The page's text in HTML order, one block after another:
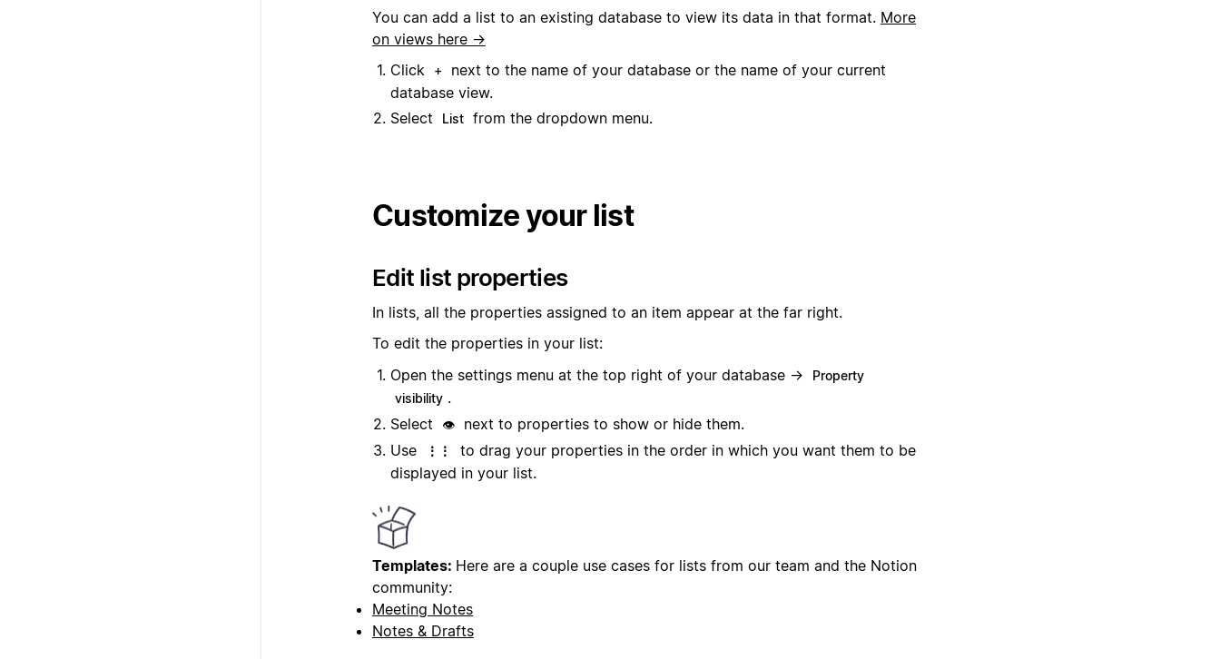
You can add a list to an existing database to view its data in that format. More
on views here →
Click
+
next to the name of your database or the name of your current
database view.
Select
List from the dropdown menu.
Customize your list
Edit list properties
In lists, all the properties assigned to an item appear at the far right.
To edit the properties in your list:
Open the settings menu at the top right of your database →
Property
visibility .
Select
👁️
next to properties to show or hide them.
Use
⋮⋮
to drag your properties in the order in which you want them to be
displayed in your list.
Templates: Here are a couple use cases for lists from our team and the Notion
community:
Meeting Notes
Notes & Drafts